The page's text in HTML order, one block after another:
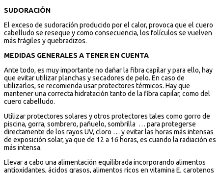
SUDORACIÓN
El exceso de sudoración producido por el calor, provoca que el cuero
cabelludo se reseque y como consecuencia, los folículos se vuelven
más frágiles y quebradizos.
MEDIDAS GENERALES A TENER EN CUENTA
Ante todo, es muy importante no dañar la fibra capilar y para ello, hay
que evitar utilizar planchas y secadores de pelo. En caso de
utilizarlos, se recomienda usar protectores térmicos. Hay que
mantener una correcta hidratación tanto de la fibra capilar, como del
cuero cabelludo.
Utilizar protectores solares y otros protectores tales como gorro de
piscina, gorra, sombrero, pañuelo, sombrilla … para protegerse
directamente de los rayos UV, cloro … y evitar las horas más intensas
de exposición solar, ya que de 12 a 16 horas, es cuando la radiación es
más intensa.
Llevar a cabo una alimentación equilibrada incorporando alimentos
antioxidantes, ácidos grasos, alimentos ricos en vitamina E, carotenos